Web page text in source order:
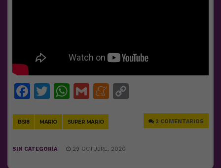
Facebook
Twitter
WhatsApp
GmailMeneame
BS18 MARIO SUPER MARIO 2 COMENTARIOS
SIN CATEGORÍA 29 OCTUBRE, 2020